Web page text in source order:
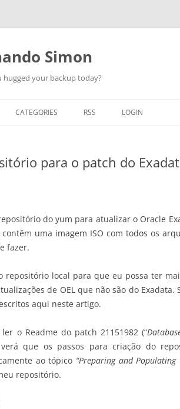
Simon
hugged your backup today?
CATEGORIES
EXADATA
ZDLRA
RSS LOGIN
para o patch do
do yum para atualizar o Oracle
contêm uma imagem ISO com todos os
fazer.
repositório local para que eu possa ter
de OEL que não são do
aqui neste artigo.
ler o Readme do patch 21151982 (“
que os passos para criação do
ao tópico “Preparing and
repositório.